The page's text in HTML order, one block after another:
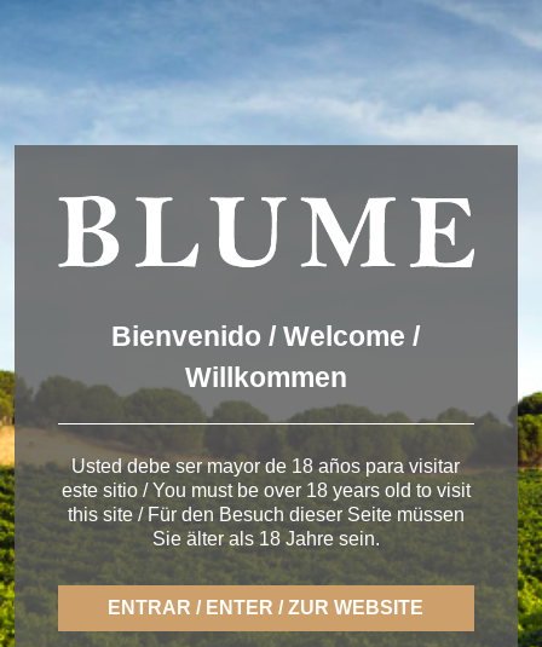
Winery Toro
< Pagos del Rey
Con BLUME disfrutas la fresca naturaleza de un
invitamos a aceptar. Puede informarse sobre las que estamos
utilizando o desactivarlas en
AJUSTES.
Aceptar Ajustes
Bienvenido / Welcome /
Willkommen
Usted debe ser mayor de 18 años para visitar
este sitio / You must be over 18 years old to visit
this site / Für den Besuch dieser Seite müssen
Sie älter als 18 Jahre sein.
ENTRAR / ENTER / ZUR WEBSITE